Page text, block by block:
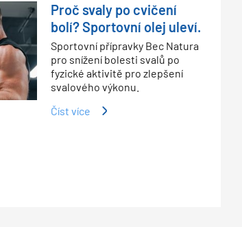
Proč svaly po cvičení
bolí? Sportovní olej uleví.
Sportovní přípravky Bec Natura
pro snížení bolesti svalů po
fyzické aktivitě pro zlepšení
svalového výkonu.
Číst více